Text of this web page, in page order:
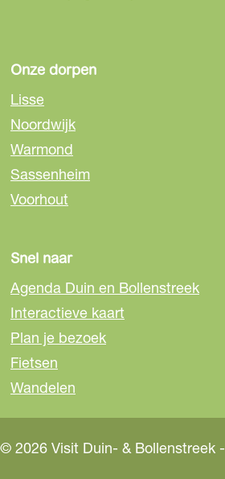
n
a
o
p
F
a
c
e
o
k
n
o
p
e
-
m
a
n
p
W
h
A
p
Onze dorpen
Lisse
Noordwijk
Warmond
Sassenheim
Voorhout
Snel naar
Agenda Duin en Bollenstreek
Interactieve kaart
Plan je bezoek
Fietsen
Wandelen
© 2026 Visit Duin- & Bollenstreek -